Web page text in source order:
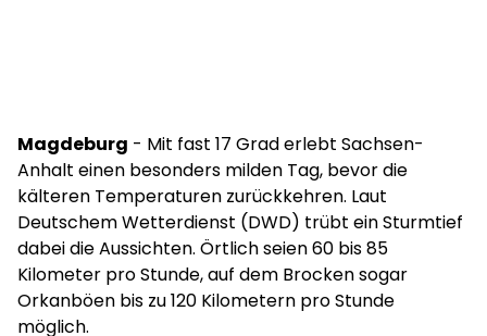
Magdeburg - Mit fast 17 Grad erlebt Sachsen-
Anhalt einen besonders milden Tag, bevor die
kälteren Temperaturen zurückkehren. Laut
Deutschem Wetterdienst (DWD) trübt ein Sturmtief
dabei die Aussichten. Örtlich seien 60 bis 85
Kilometer pro Stunde, auf dem Brocken sogar
Orkanböen bis zu 120 Kilometern pro Stunde
möglich.